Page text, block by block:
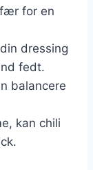
for en
dressing
fedt.
balancere
kan chili